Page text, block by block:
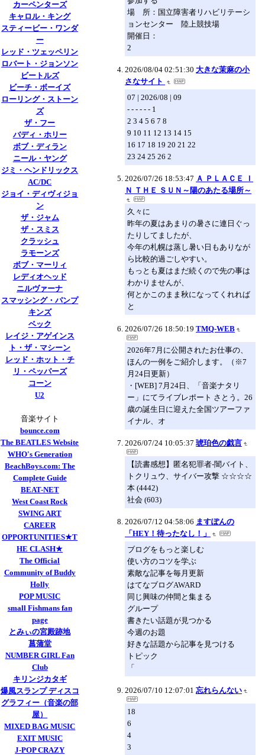
カーペンターズ
キャロル・キング
スティービー・ワンダ
ー
レッド・ツェッペリン
ロバート・ジョンソン
ビートルズ
ビーチ・ボーイズ
ローリング・ストーン
ズ
ザ・フー
バディ・ホリー
ボブ・ディラン
ニール・ヤング
ジミ・ヘンドリックス
AC/DC
ジョイ・ディヴィジョ
ン
ザ・ジャム
ザ・スミス
クラッシュ
ラモーンズ
ボブ・マーリィ
レディオヘッド
ニルヴァーナ
スマッシング・パンプ
キンズ
ベック
レイジ・アゲインス
ト・ザ・マシーン
レッド・ホット・チ
リ・ペッパーズ
コーン
U2
音楽サイト
bounce.com
The BEATLES Website
WHO's Generation
BeachBoys.com: The
Complete Guide
BEAT-NET
West Coast Rock
SWING ART
CAREER
OPPORTUNITIES★T
HE CLASH★
The Official
Community of Buddy
Holly
POP MUSIC
small Fishmans fan
page
とみぃの宮殿跡地
菖蒲堂
NUMBER GIRL Fan
Club
キリンジカタギ
爆風スランプ ディスコ
グラフィー（音楽の部
屋）
MIXED BAG MUSIC
EXIT MUSIC
J-POP CRAZY
場 所：国立障害者リハビリテーシ
ョンセンター 陸上競技場
開催日：
2
2026/08/04 02:51:30 大きな茉麻の小
さなサイト
07 | 2026/08 | 09
- - - - - - 1
2 3 4 5 6 7 8
9 10 11 12 13 14 15
16 17 18 19 20 21 22
23 24 25 26 2
2026/07/26 18:53:47 Ａ ＰＬＡＣＥ Ｉ
Ｎ ＴＨＥ ＳＵＮ～陽のあたる場所～
久々に
昨年の夏はあまりの暑さに連日ぐっ
たりしてましたが、
今年の札幌は蒸し暑い日もありなが
ら比較的過ごしやすい。
もっとも夏はまだ続くので先の事は
わかりませんが、
何とかこのまま秋になってくれれば
と
2026/07/26 18:50:19 TMQ-WEB
2026年7月に公開されたお仕事の、
ほんの一例をご紹介します。（※7
月24日更新）
・[WEB] 7月24日、「音楽ナタリ
ー」にてライブレポート さとう。26
歳の誕生日に迎えた全国ツアーファ
イナル、オ
2026/07/24 10:05:37 琥珀色の戯言
【読書感想】匿名犯罪者-闇バイト、
トクリュウ、サイバー攻撃 ☆☆☆☆
本 (4442)
社会 (603)
2026/07/12 04:58:06 ますぽんの
「HEY！待ったなし！」
ブログをもっと楽しむ
使い方のコツを学ぶ
素敵な記事を毎月更新
はてなブログAWARD
同じ興味の仲間と集まる
グループ
書きたい話題が見つかる
今週のお題
好きな話題から記事を見つける
トピック
「
2026/07/10 12:07:01 忘れらんない
18
6
4
3